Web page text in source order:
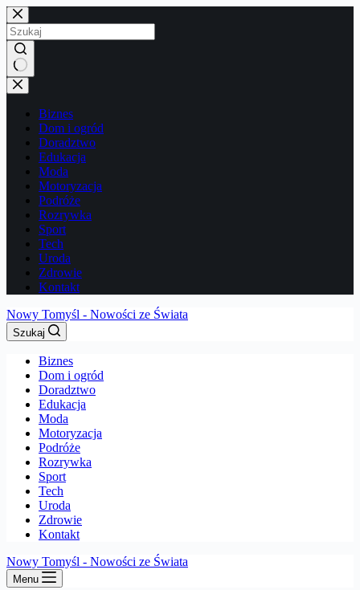
Przejdź
do
treści
Brak
wyników
Biznes
Dom i ogród
Doradztwo
Edukacja
Moda
Motoryzacja
Podróże
Rozrywka
Sport
Tech
Uroda
Zdrowie
Kontakt
Nowy Tomyśl - Nowości ze Świata
Szukaj
Biznes
Dom i ogród
Doradztwo
Edukacja
Moda
Motoryzacja
Podróże
Rozrywka
Sport
Tech
Uroda
Zdrowie
Kontakt
Nowy Tomyśl - Nowości ze Świata
Menu